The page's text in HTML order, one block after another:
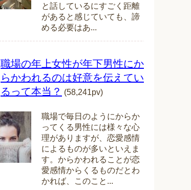
と話しているにすごく距離
があると感じていても、諦
める必要はあ...
職場の年上女性が年下男性にか
らかわれるのは好意を伝えてい
るって本当？ (58,241pv)
職場で毎日のようにからか
ってくる男性には様々な心
理がありますが、恋愛感情
によるものが多いといえま
す。からかわれることが恋
愛感情からくるものだとわ
かれば、このこと...